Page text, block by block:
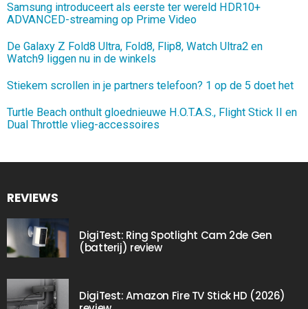
Samsung introduceert als eerste ter wereld HDR10+
ADVANCED-streaming op Prime Video
De Galaxy Z Fold8 Ultra, Fold8, Flip8, Watch Ultra2 en
Watch9 liggen nu in de winkels
Stiekem scrollen in je partners telefoon? 1 op de 5 doet het
Turtle Beach onthult gloednieuwe H.O.T.A.S., Flight Stick II en
Dual Throttle vlieg-accessoires
REVIEWS
DigiTest: Ring Spotlight Cam 2de Gen
(batterij) review
DigiTest: Amazon Fire TV Stick HD (2026)